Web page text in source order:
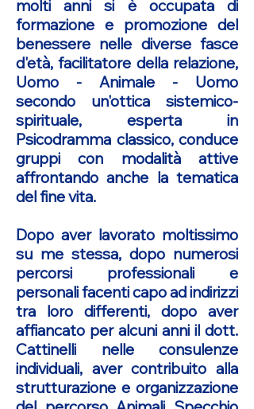
molti anni si è occupata di
formazione e promozione del
benessere nelle diverse fasce
d'età, facilitatore della relazione,
Uomo - Animale - Uomo
secondo un'ottica sistemico-
spirituale, esperta in
Psicodramma classico, conduce
gruppi con modalità attive
affrontando anche la tematica
del fine vita.
Dopo aver lavorato moltissimo
su me stessa, dopo numerosi
percorsi professionali e
personali facenti capo ad indirizzi
tra loro differenti, dopo aver
affiancato per alcuni anni il dott.
Cattinelli nelle consulenze
individuali, aver contribuito alla
strutturazione e organizzazione